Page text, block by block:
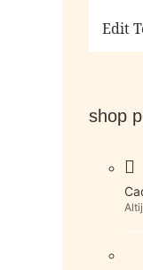
Edit
shop